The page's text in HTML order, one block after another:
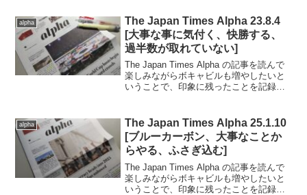
の需要が伸びているお...
alpha
The Japan Times Alpha 23.8.4
[大事な事に気付く、快勝する、
過半数が取れていない]
The Japan Times Alpha の記事を読んで
楽しみながらボキャビルも増やしたいと
いうことで、印象に残ったことを記録し
の記事。.波乱万丈な...
alpha
The Japan Times Alpha 25.1.10
[ブルーカーボン、大事なことか
らやる、ふさぎ込む]
The Japan Times Alpha の記事を読んで
楽しみながらボキャビルも増やしたいと
いうことで、印象に残ったことを記録し